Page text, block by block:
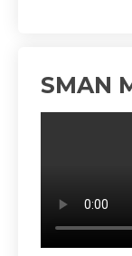
SMAN